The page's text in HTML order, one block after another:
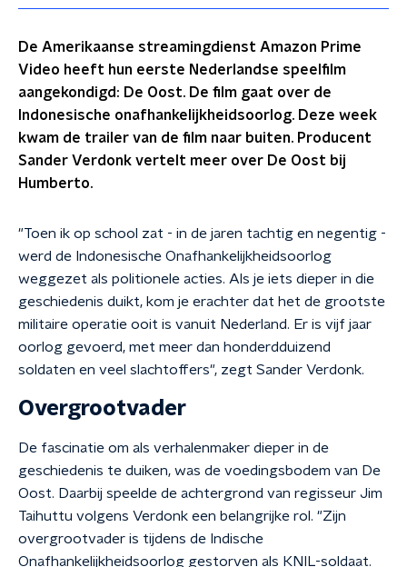
De Amerikaanse streamingdienst Amazon Prime
Video heeft hun eerste Nederlandse speelfilm
aangekondigd: De Oost. De film gaat over de
Indonesische onafhankelijkheidsoorlog. Deze week
kwam de trailer van de film naar buiten. Producent
Sander Verdonk vertelt meer over De Oost bij
Humberto.
"Toen ik op school zat - in de jaren tachtig en negentig -
werd de Indonesische Onafhankelijkheidsoorlog
weggezet als politionele acties. Als je iets dieper in die
geschiedenis duikt, kom je erachter dat het de grootste
militaire operatie ooit is vanuit Nederland. Er is vijf jaar
oorlog gevoerd, met meer dan honderdduizend
soldaten en veel slachtoffers", zegt Sander Verdonk.
Overgrootvader
De fascinatie om als verhalenmaker dieper in de
geschiedenis te duiken, was de voedingsbodem van De
Oost. Daarbij speelde de achtergrond van regisseur Jim
Taihuttu volgens Verdonk een belangrijke rol. "Zijn
overgrootvader is tijdens de Indische
Onafhankelijkheidsoorlog gestorven als KNIL-soldaat.